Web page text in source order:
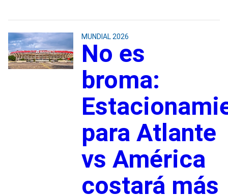
MUNDIAL 2026
No es
broma:
para Atlante
vs América
costará más